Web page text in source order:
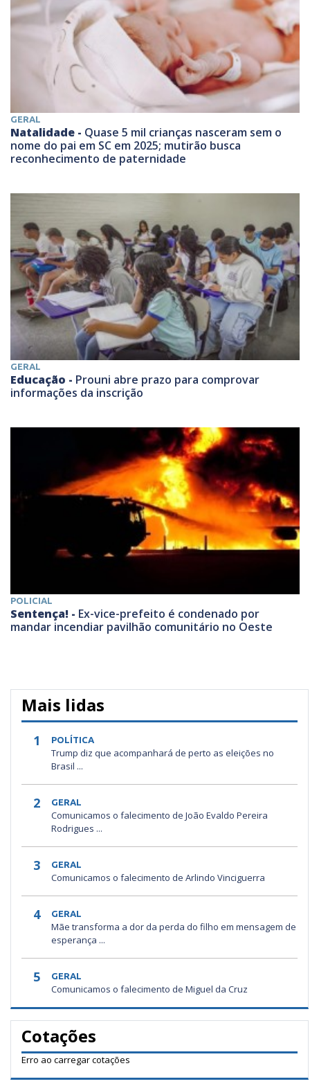
GERAL
Natalidade - Quase 5 mil crianças nasceram sem o
nome do pai em SC em 2025; mutirão busca
reconhecimento de paternidade
GERAL
Educação - Prouni abre prazo para comprovar
informações da inscrição
POLICIAL
Sentença! - Ex-vice-prefeito é condenado por
mandar incendiar pavilhão comunitário no Oeste
Mais lidas
1 POLÍTICA
Trump diz que acompanhará de perto as eleições no
Brasil ...
2 GERAL
Comunicamos o falecimento de João Evaldo Pereira
Rodrigues ...
3 GERAL
Comunicamos o falecimento de Arlindo Vinciguerra
4 GERAL
Mãe transforma a dor da perda do filho em mensagem de
esperança ...
5 GERAL
Comunicamos o falecimento de Miguel da Cruz
Cotações
Erro ao carregar cotações